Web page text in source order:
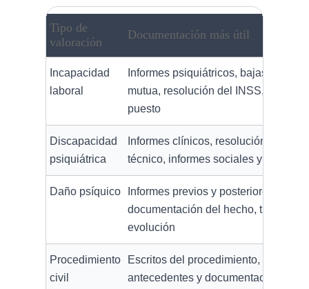
Tipo de
valoración
Documentación más útil
Incapacidad
laboral
Informes psiquiátricos, bajas,
mutua, resolución del INSS,
puesto
Discapacidad
psiquiátrica
Informes clínicos, resolución previa,
técnico, informes sociales y
Daño psíquico
Informes previos y posteriores,
documentación del hecho,
evolución
Procedimiento
civil
Escritos del procedimiento, informes
antecedentes y documentación